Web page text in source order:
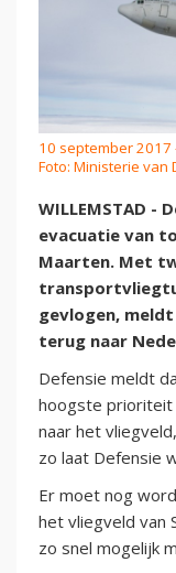
10 september 2017
Foto: Ministerie van
WILLEMSTAD -
evacuatie van
Maarten. Met
gevlogen,
terug naar
Defensie meldt
hoogste prioriteit
naar het
zo laat Defensie
Er moet nog
het vliegveld van
zo snel mogelijk